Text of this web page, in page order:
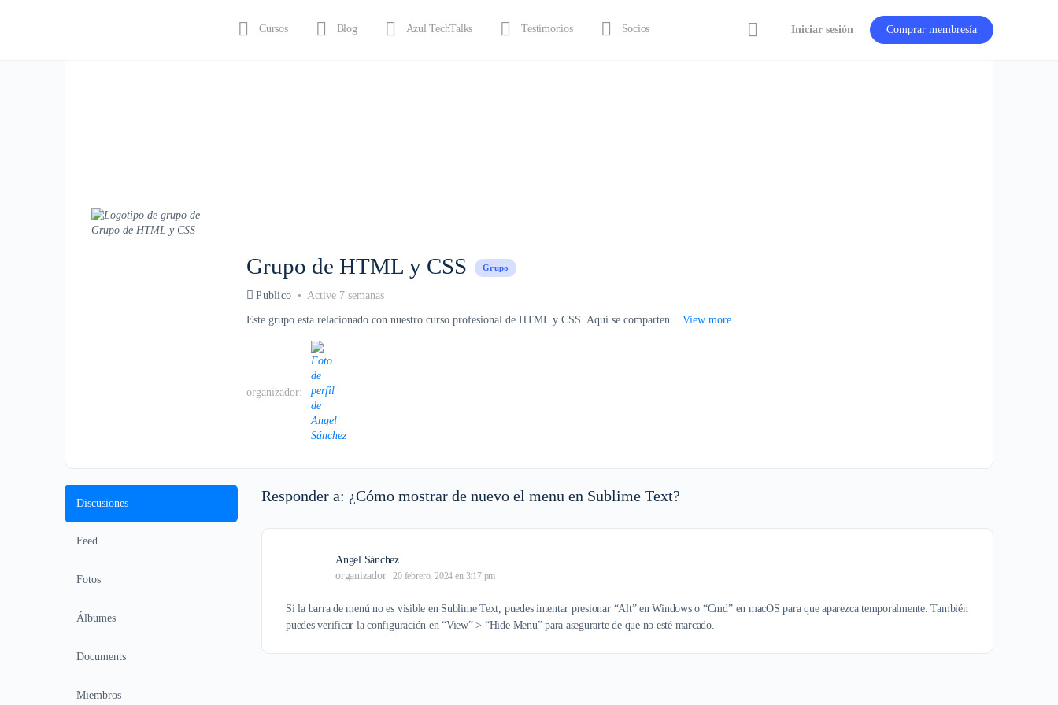
Cursos Blog Azul TechTalks Testimonios Socios Iniciar sesión Comprar membresía
Grupo de HTML y CSS Grupo
Publico Active 7 semanas
Este grupo esta relacionado con nuestro curso profesional de HTML y CSS. Aquí se comparten... View more
organizador:
Discusiones
Feed
Fotos
Álbumes
Documents
Miembros
Responder a: ¿Cómo mostrar de nuevo el menu en Sublime Text?
Angel Sánchez
organizador
20 febrero, 2024 en 3:17 pm
Si la barra de menú no es visible en Sublime Text, puedes intentar presionar “Alt” en Windows o “Cmd” en macOS para que aparezca temporalmente. También
puedes verificar la configuración en “View” > “Hide Menu” para asegurarte de que no esté marcado.